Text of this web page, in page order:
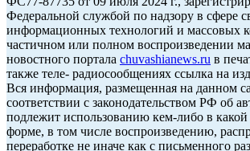
Федеральной службой по надзору в сфере
информационных технологий и массовых
частичном или полном воспроизведении
новостного портала chuvashianews.ru в
также теле- радиосообщениях ссылка на
Вся информация, размещенная на данном
соответствии с законодательством РФ об
подлежит использованию кем-либо в
форме, в том числе воспроизведению,
переработке не иначе как с письменного